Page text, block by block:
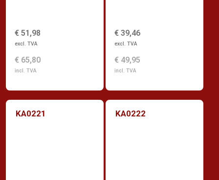
€ 51,98
excl. TVA
€ 65,80
incl. TVA
€ 39,46
excl. TVA
€ 49,95
incl. TVA
KA0221 KA0222